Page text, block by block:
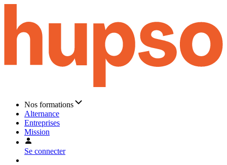
Nos formations
Alternance
Entreprises
Mission
Se connecter